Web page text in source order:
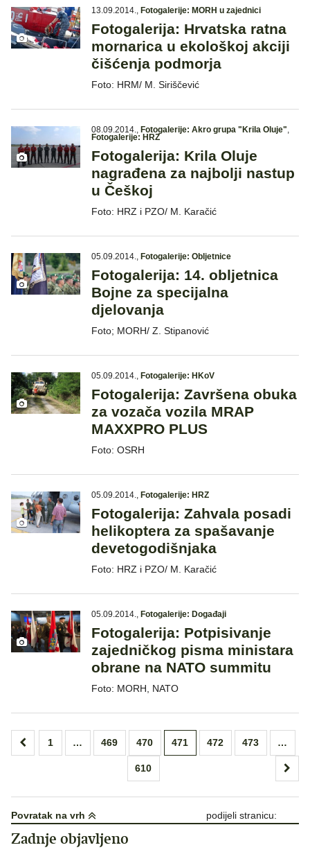
13.09.2014., Fotogalerije: MORH u zajednici
Fotogalerija: Hrvatska ratna
mornarica u ekološkoj akciji
čišćenja podmorja
Foto: HRM/ M. Siriščević
08.09.2014., Fotogalerije: Akro grupa "Krila Oluje",
Fotogalerije: HRZ
Fotogalerija: Krila Oluje
nagrađena za najbolji nastup
u Češkoj
Foto: HRZ i PZO/ M. Karačić
05.09.2014., Fotogalerije: Obljetnice
Fotogalerija: 14. obljetnica
Bojne za specijalna
djelovanja
Foto; MORH/ Z. Stipanović
05.09.2014., Fotogalerije: HKoV
Fotogalerija: Završena obuka
za vozača vozila MRAP
MAXXPRO PLUS
Foto: OSRH
05.09.2014., Fotogalerije: HRZ
Fotogalerija: Zahvala posadi
helikoptera za spašavanje
devetogodišnjaka
Foto: HRZ i PZO/ M. Karačić
05.09.2014., Fotogalerije: Događaji
Fotogalerija: Potpisivanje
zajedničkog pisma ministara
obrane na NATO summitu
Foto: MORH, NATO
Brojevi
1 … 469 470 471 472 473 …
610
Povratak na vrh podijeli stranicu:
Zadnje objavljeno